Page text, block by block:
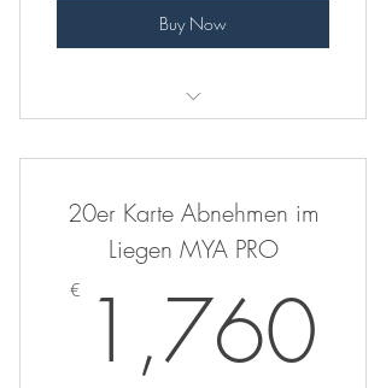
Buy Now
20er Karte Abnehmen im
Liegen MYA PRO
€ 1,760